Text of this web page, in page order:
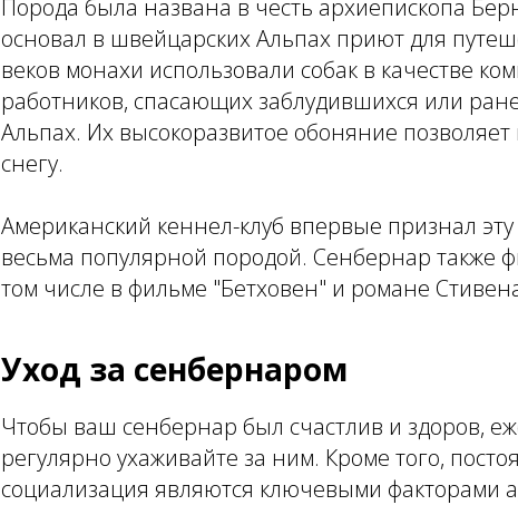
Порода была названа в честь архиепископа
основал в швейцарских Альпах приют для
веков монахи использовали собак в качестве
работников, спасающих заблудившихся или
Альпах. Их высокоразвитое обоняние
снегу.
Американский кеннел-клуб впервые признал эту
весьма популярной породой. Сенбернар также
том числе в фильме "Бетховен" и романе
Уход за сенбернаром
Чтобы ваш сенбернар был счастлив и здоров,
регулярно ухаживайте за ним. Кроме того,
социализация являются ключевыми факторами